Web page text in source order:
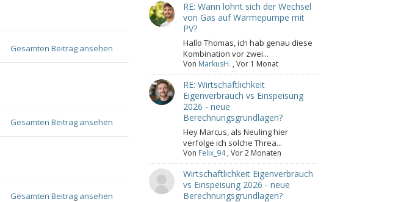
Gesamten Beitrag ansehen
Gesamten Beitrag ansehen
Gesamten Beitrag ansehen
RE: Wann lohnt sich der Wechsel
von Gas auf Wärmepumpe mit
PV?
Hallo Thomas, ich hab genau diese
Kombination vor zwei...
Von MarkusH. , Vor 1 Monat
RE: Wirtschaftlichkeit
Eigenverbrauch vs Einspeisung
2026 - neue
Berechnungsgrundlagen?
Hey Marcus, als Neuling hier
verfolge ich solche Threa...
Von Felix_94, Vor 2 Monaten
Wirtschaftlichkeit Eigenverbrauch
vs Einspeisung 2026 - neue
Berechnungsgrundlagen?